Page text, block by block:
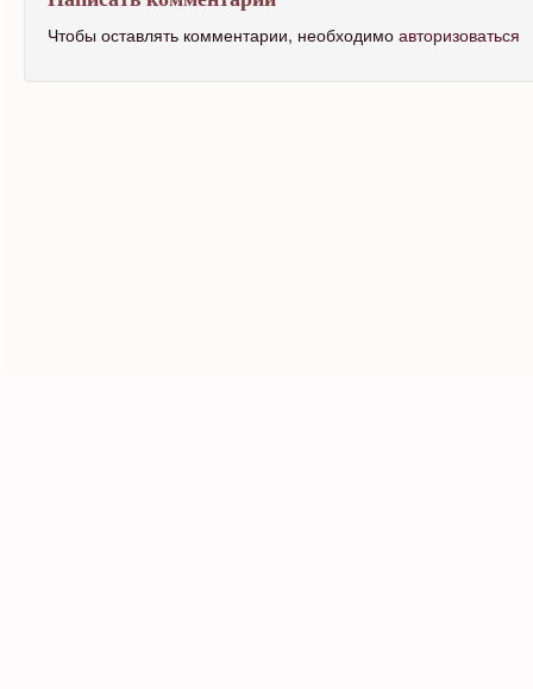
Чтобы оставлять комментарии, необходимо авторизоваться